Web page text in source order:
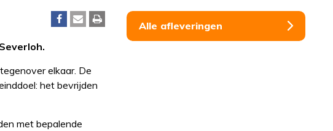
elkaar. De
het bevrijden
met bepalende
Alle afleveringen